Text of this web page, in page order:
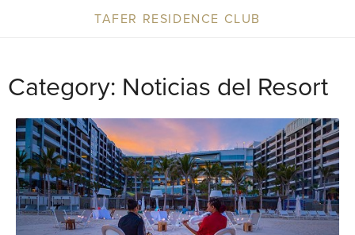
TAFER RESIDENCE CLUB
Category: Noticias del Resort